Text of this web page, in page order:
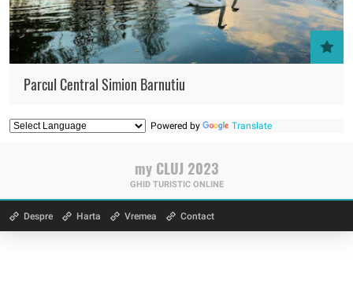
Parcul Central Simion Barnutiu
Powered by Translate
my CLUJ 2023
GHID TURISTIC ONLINE
Despre Harta Vremea Contact